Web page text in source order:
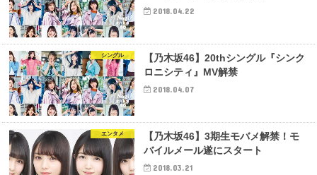
2018.04.22
シングル
【乃木坂46】20thシングル『シンク
ロニシティ』MV解禁
2018.04.07
エンタメ
【乃木坂46】3期生モバメ解禁！モ
バイルメール遂にスタート
2018.03.21